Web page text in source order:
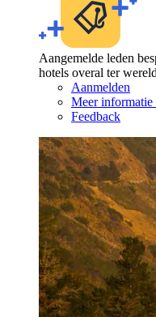
Aangemelde leden
hotels overal ter wereld
Aanmelden
Meer informatie
Feedback